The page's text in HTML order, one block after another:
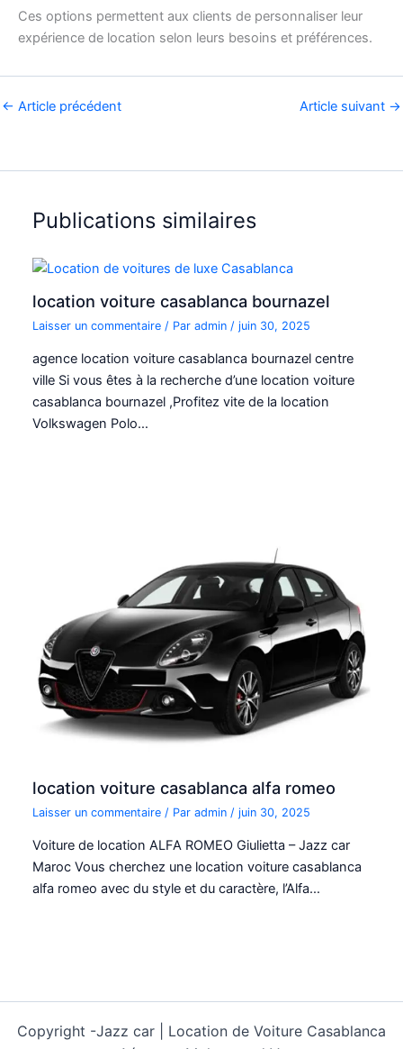
Ces options permettent aux clients de personnaliser leur
expérience de location selon leurs besoins et préférences.
← Article précédent Article suivant →
Publications similaires
location voiture casablanca bournazel
Laisser un commentaire / Paradmin /juin 30, 2025
agence location voiture casablanca bournazel centre
ville Si vous êtes à la recherche d’une location voiture
casablanca bournazel ,Profitez vite de la location
Volkswagen Polo…
location voiture casablanca alfa romeo
Laisser un commentaire / Paradmin /juin 30, 2025
Voiture de location ALFA ROMEO Giulietta – Jazz car
Maroc Vous cherchez une location voiture casablanca
alfa romeo avec du style et du caractère, l’Alfa…
Copyright -Jazz car | Location de Voiture Casablanca